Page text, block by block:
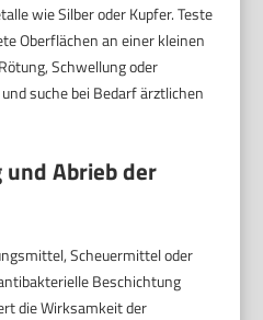
wie Silber oder Kupfer. Teste
Oberflächen an einer kleinen
Schwellung oder
suche bei Bedarf ärztlichen
und Abrieb der
Scheuermittel oder
Beschichtung
die Wirksamkeit der